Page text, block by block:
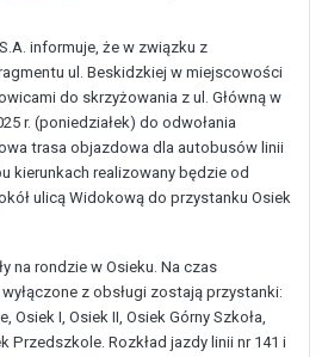
informuje, że w związku z
ul. Beskidzkiej w miejscowości
do skrzyżowania z ul. Główną w
r. (poniedziałek) do odwołania
trasa objazdowa dla autobusów linii
kierunkach realizowany będzie od
ulicą Widokową do przystanku Osiek
na rondzie w Osieku. Na czas
z obsługi zostają przystanki:
I, Osiek II, Osiek Górny Szkoła,
Przedszkole. Rozkład jazdy linii nr 141 i